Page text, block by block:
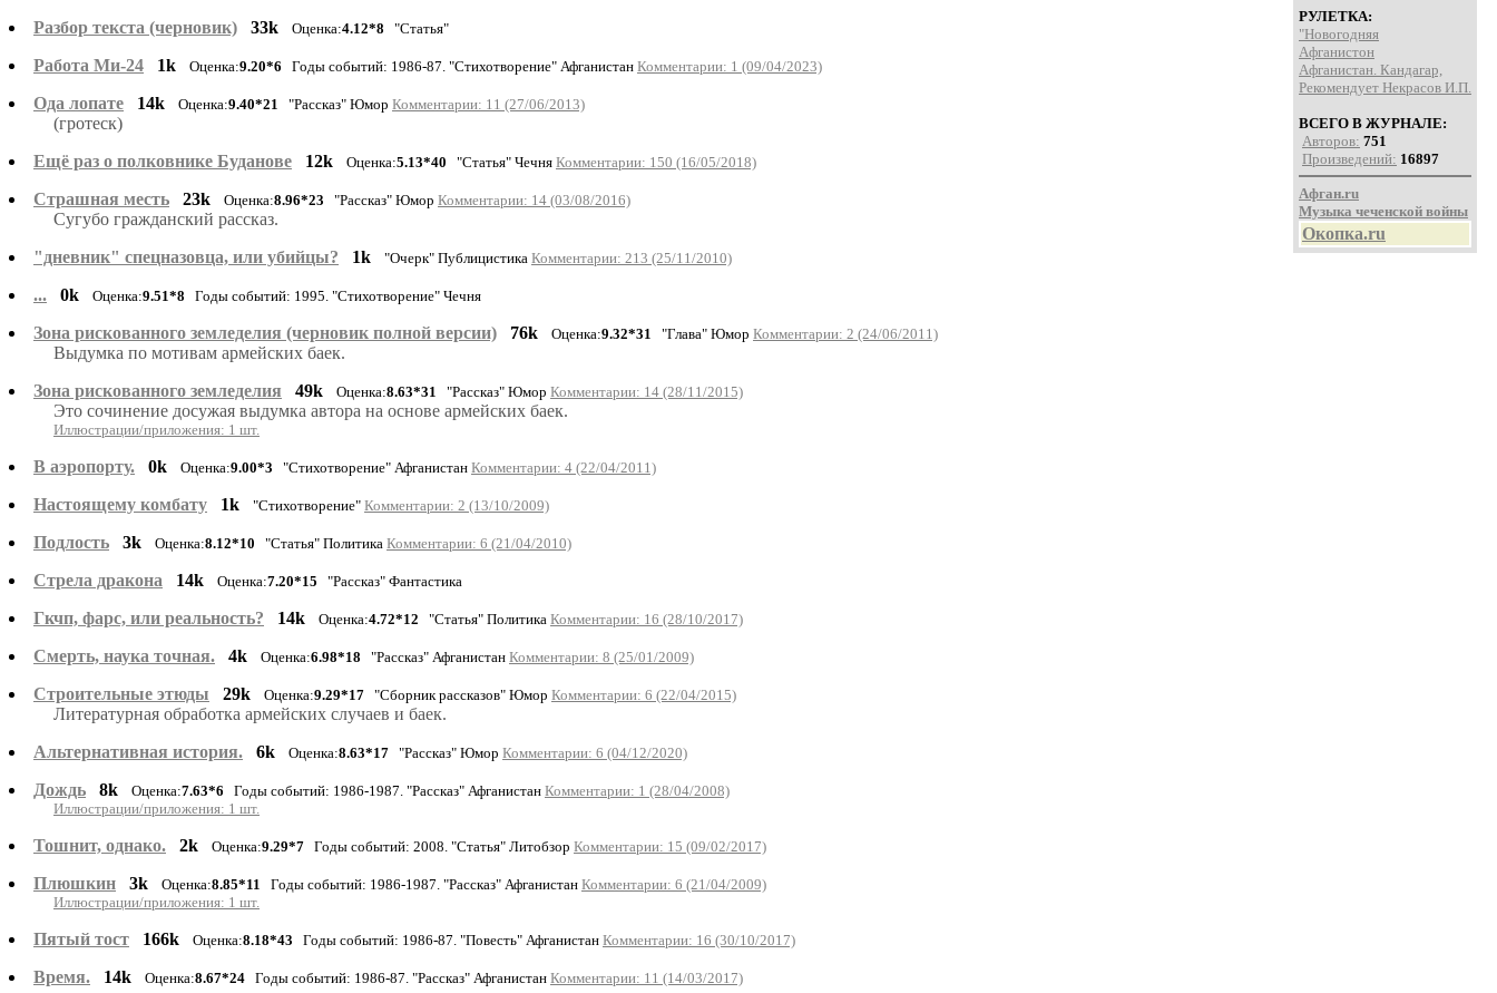
РУЛЕТКА:
"Новогодняя
Афганистон
Афганистан. Кандагар,
Рекомендует Некрасов И.П.
ВСЕГО В ЖУРНАЛЕ:
Авторов: 751
Произведений: 16897
Афган.ru
Музыка чеченской войны
Окопка.ru
Разбор текста (черновик)
33k Оценка:4.12*8 "Статья"
Работа Ми-24 1k Оценка:9.20*6 Годы событий: 1986-87. "Стихотворение" Афганистан Комментарии: 1 (09/04/2023)
Ода лопате 14k Оценка:9.40*21 "Рассказ" Юмор Комментарии: 11 (27/06/2013)
(гротеск)
Ещё раз о полковнике Буданове
12k Оценка:5.13*40 "Статья" Чечня Комментарии: 150 (16/05/2018)
Страшная месть 23k Оценка:8.96*23 "Рассказ" Юмор Комментарии: 14 (03/08/2016)
Сугубо гражданский рассказ.
"дневник" спецназовца, или убийцы?
1k "Очерк" Публицистика Комментарии: 213 (25/11/2010)
... 0k Оценка:9.51*8 Годы событий: 1995. "Стихотворение" Чечня
Зона рискованного земледелия (черновик полной версии) 76k Оценка:9.32*31 "Глава" Юмор Комментарии: 2 (24/06/2011)
Выдумка по мотивам армейских баек.
Зона рискованного земледелия
49k Оценка:8.63*31 "Рассказ" Юмор Комментарии: 14 (28/11/2015)
Это сочинение досужая выдумка автора на основе армейских баек.
Иллюстрации/приложения: 1 шт.
В аэропорту. 0k Оценка:9.00*3 "Стихотворение" Афганистан Комментарии: 4 (22/04/2011)
Настоящему комбату 1k "Стихотворение" Комментарии: 2 (13/10/2009)
Подлость 3k Оценка:8.12*10 "Статья" Политика Комментарии: 6 (21/04/2010)
Стрела дракона 14k Оценка:7.20*15 "Рассказ" Фантастика
Гкчп, фарс, или реальность? 14k Оценка:4.72*12 "Статья" Политика Комментарии: 16 (28/10/2017)
Смерть, наука точная. 4k Оценка:6.98*18 "Рассказ" Афганистан Комментарии: 8 (25/01/2009)
Строительные этюды 29k Оценка:9.29*17 "Сборник рассказов" Юмор Комментарии: 6 (22/04/2015)
Литературная обработка армейских случаев и баек.
Альтернативная история.
6k Оценка:8.63*17 "Рассказ" Юмор Комментарии: 6 (04/12/2020)
Дождь 8k Оценка:7.63*6 Годы событий: 1986-1987. "Рассказ" Афганистан Комментарии: 1 (28/04/2008)
Иллюстрации/приложения: 1 шт.
Тошнит, однако. 2k Оценка:9.29*7 Годы событий: 2008. "Статья" Литобзор Комментарии: 15 (09/02/2017)
Плюшкин 3k Оценка:8.85*11 Годы событий: 1986-1987. "Рассказ" Афганистан Комментарии: 6 (21/04/2009)
Иллюстрации/приложения: 1 шт.
Пятый тост 166k Оценка:8.18*43 Годы событий: 1986-87. "Повесть" Афганистан Комментарии: 16 (30/10/2017)
Время. 14k Оценка:8.67*24 Годы событий: 1986-87. "Рассказ" Афганистан Комментарии: 11 (14/03/2017)